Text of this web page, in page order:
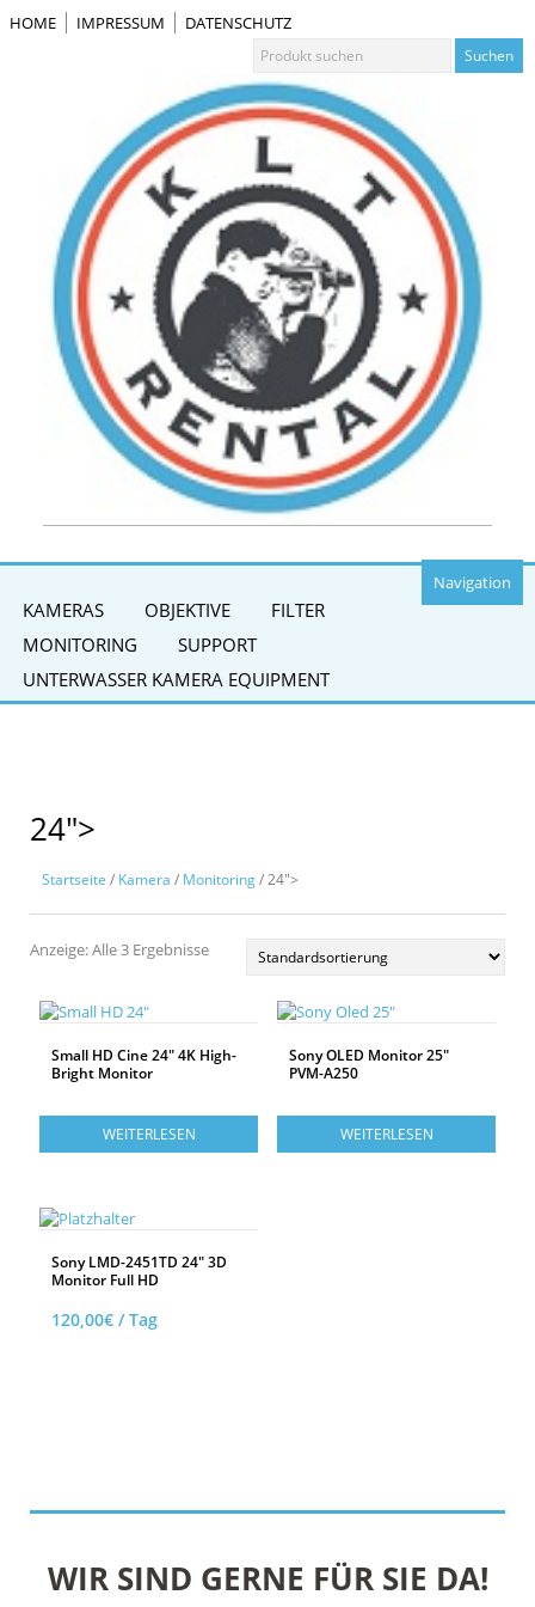
HOME IMPRESSUM DATENSCHUTZ
Navigation
KAMERAS OBJEKTIVE
FILTER
MONITORING
SUPPORT
UNTERWASSER KAMERA EQUIPMENT
24">
Startseite / Kamera / Monitoring/ 24">
Anzeige: Alle 3 Ergebnisse
Small HD Cine 24″ 4K High-
Bright Monitor
WEITERLESEN
Sony OLED Monitor 25″
PVM-A250
WEITERLESEN
Sony LMD-2451TD 24″ 3D
Monitor Full HD
120,00€ / Tag
WIR SIND GERNE FÜR SIE DA!